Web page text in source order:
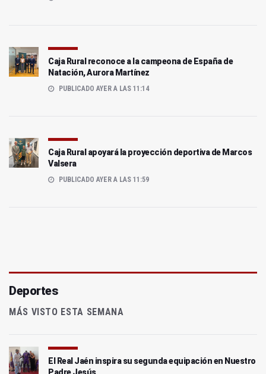
Caja Rural reconoce a la campeona de España de
Natación, Aurora Martínez
PUBLICADO AYER A LAS 11:14
Caja Rural apoyará la proyección deportiva de Marcos
Valsera
PUBLICADO AYER A LAS 11:59
Deportes
MÁS VISTO ESTA SEMANA
El Real Jaén inspira su segunda equipación en Nuestro
Padre Jesús